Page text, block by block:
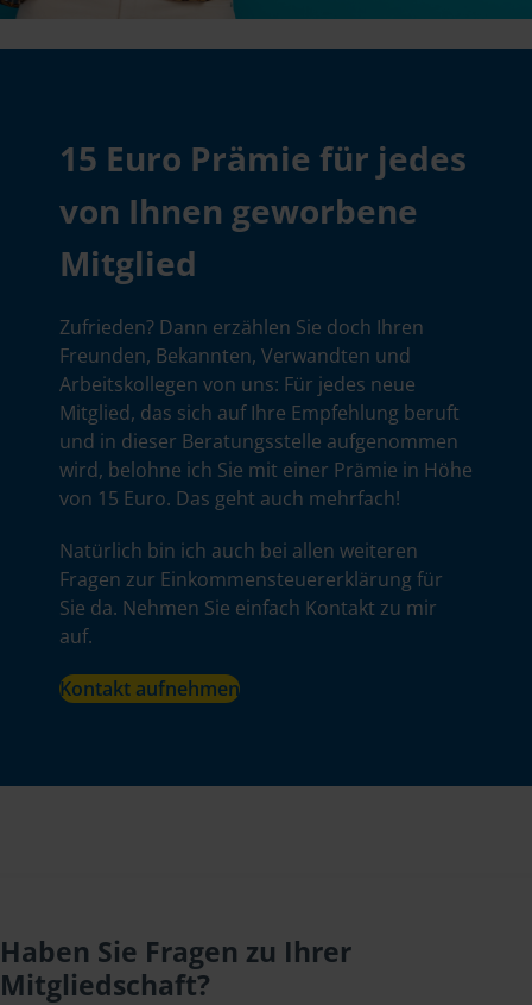
15 Euro Prämie für jedes
von Ihnen geworbene
Mitglied
Zufrieden? Dann erzählen Sie doch Ihren
Freunden, Bekannten, Verwandten und
Arbeitskollegen von uns: Für jedes neue
Mitglied, das sich auf Ihre Empfehlung beruft
und in dieser Beratungsstelle aufgenommen
wird, belohne ich Sie mit einer Prämie in Höhe
von 15 Euro. Das geht auch mehrfach!
Natürlich bin ich auch bei allen weiteren
Fragen zur Einkommensteuererklärung für
Sie da. Nehmen Sie einfach Kontakt zu mir
auf.
Kontakt aufnehmen
Haben Sie Fragen zu Ihrer
Mitgliedschaft?